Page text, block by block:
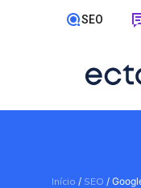
SEO
Início / SEO /